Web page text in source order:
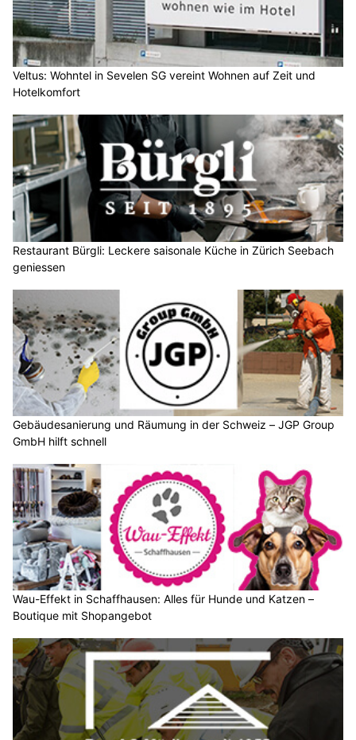
Veltus: Wohntel in Sevelen SG vereint Wohnen auf Zeit und
Hotelkomfort
Restaurant Bürgli: Leckere saisonale Küche in Zürich Seebach
geniessen
Gebäudesanierung und Räumung in der Schweiz – JGP Group
GmbH hilft schnell
Wau-Effekt in Schaffhausen: Alles für Hunde und Katzen –
Boutique mit Shopangebot